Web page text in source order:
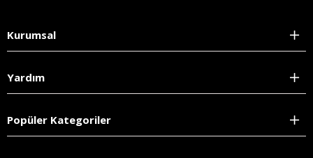
Kurumsal
Yardım
Popüler Kategoriler